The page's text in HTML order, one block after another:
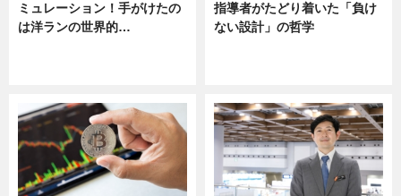
ミュレーション！手がけたの
は洋ランの世界的…
指導者がたどり着いた「負け
ない設計」の哲学